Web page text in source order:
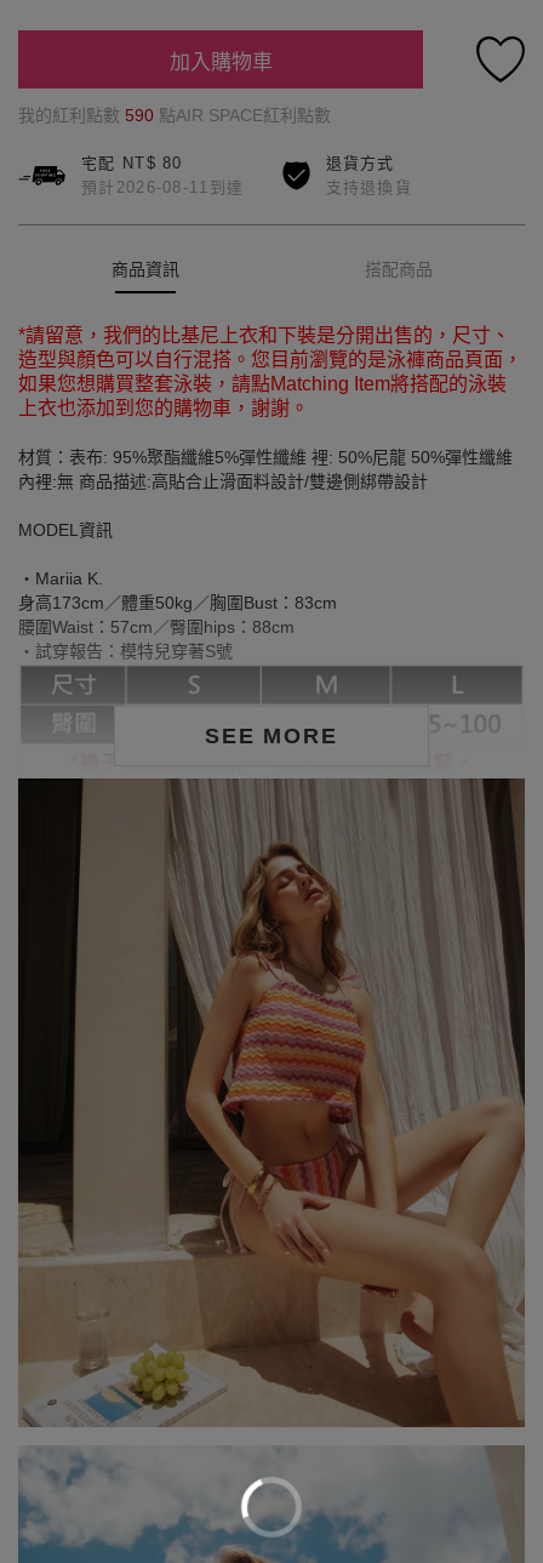
加入購物車
我的紅利點數 590 點AIR SPACE紅利點數
宅配 NT$ 80
預計2026-08-11到達
退貨方式
支持退換貨
商品資訊 搭配商品
SEE MORE
*請留意，我們的比基尼上衣和下裝是分開出售的，尺寸、
造型與顏色可以自行混搭。您目前瀏覽的是泳褲商品頁面，
如果您想購買整套泳裝，請點Matching Item將搭配的泳裝
上衣也添加到您的購物車，謝謝。
材質：表布: 95%聚酯纖維5%彈性纖維 裡: 50%尼龍 50%彈性纖維
內裡:無 商品描述:高貼合止滑面料設計/雙邊側綁帶設計
MODEL資訊
‧Mariia K.
身高173cm／體重50kg／胸圍Bust：83cm
腰圍Waist：57cm／臀圍hips：88cm
‧試穿報告：模特兒穿著S號